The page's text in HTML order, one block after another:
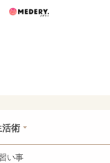
うまい肉
活術
い事